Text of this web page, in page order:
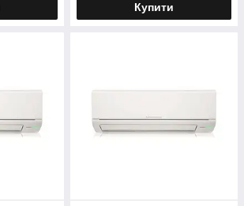
Купити